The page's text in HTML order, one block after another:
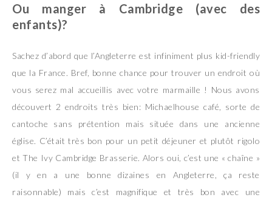
Ou manger à Cambridge (avec des
enfants)?
Sachez d’abord que l’Angleterre est infiniment plus kid-friendly
que la France. Bref, bonne chance pour trouver un endroit où
vous serez mal accueillis avec votre marmaille ! Nous avons
découvert 2 endroits très bien: Michaelhouse café, sorte de
cantoche sans prétention mais située dans une ancienne
église. C’était très bon pour un petit déjeuner et plutôt rigolo
et The Ivy Cambridge Brasserie. Alors oui, c’est une « chaîne »
(il y en a une bonne dizaines en Angleterre, ça reste
raisonnable) mais c’est magnifique et très bon avec une